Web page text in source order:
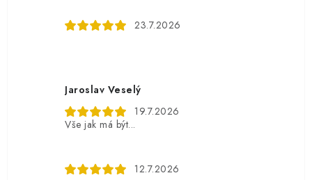
23.7.2026
Jaroslav Veselý
19.7.2026
Vše jak má být...
12.7.2026